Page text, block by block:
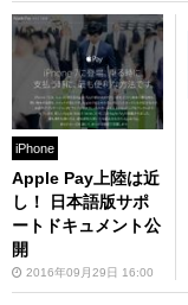
iPhone
Apple Pay上陸は近
し！ 日本語版サポ
ートドキュメント公
開
2016年09月29日 16:00